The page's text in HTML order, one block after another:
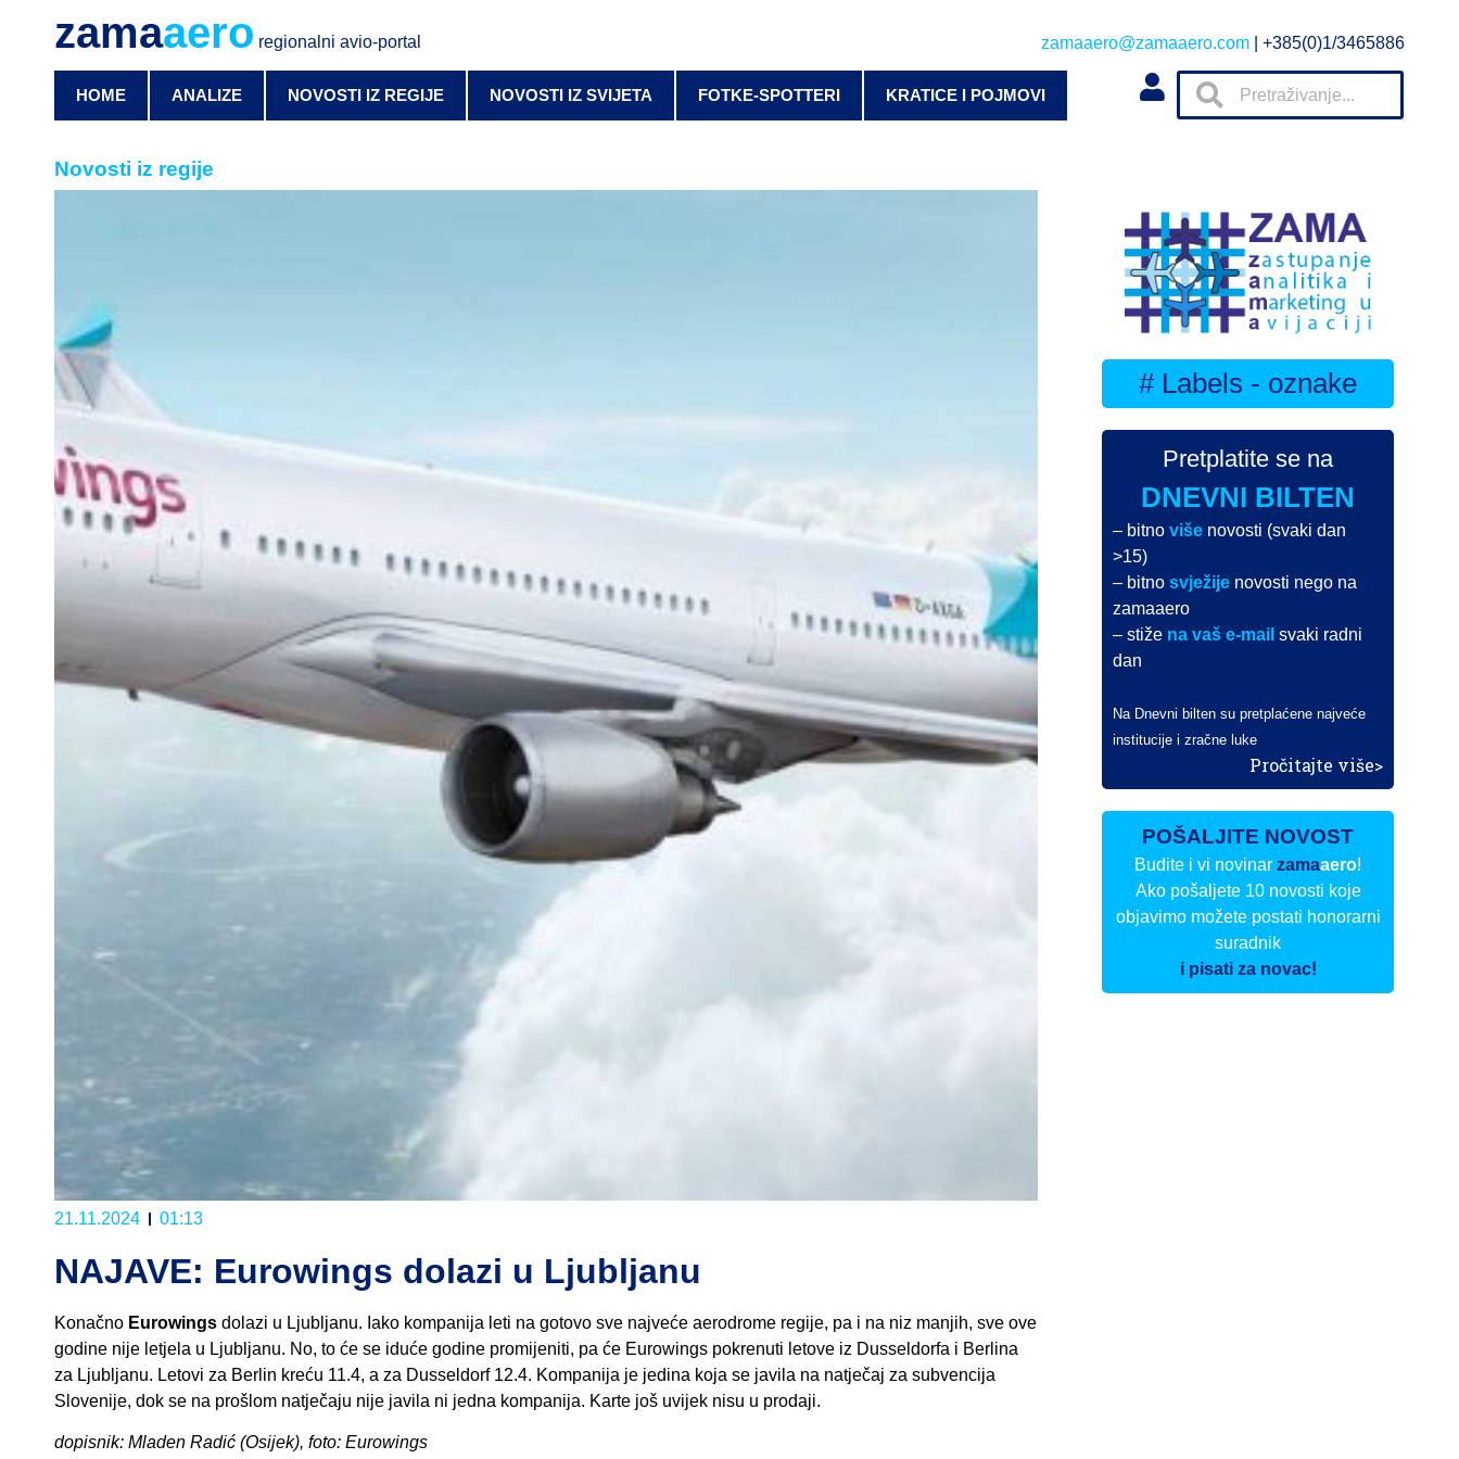
zamaaero regionalni avio-portal zamaaero@zamaaero.com | +385(0)1/3465886
HOME ANALIZE NOVOSTI IZ REGIJE NOVOSTI IZ SVIJETA FOTKE-SPOTTERI KRATICE I POJMOVI
Novosti iz regije
21.11.2024 01:13
NAJAVE: Eurowings dolazi u Ljubljanu
Konačno Eurowings dolazi u Ljubljanu. Iako kompanija leti na gotovo sve najveće aerodrome regije, pa i na niz manjih, sve ove
godine nije letjela u Ljubljanu. No, to će se iduće godine promijeniti, pa će Eurowings pokrenuti letove iz Dusseldorfa i Berlina
za Ljubljanu. Letovi za Berlin kreću 11.4, a za Dusseldorf 12.4. Kompanija je jedina koja se javila na natječaj za subvencija
Slovenije, dok se na prošlom natječaju nije javila ni jedna kompanija. Karte još uvijek nisu u prodaji.
dopisnik: Mladen Radić (Osijek), foto: Eurowings
# Labels - oznake
Pretplatite se na
DNEVNI BILTEN
– bitnoviše novosti (svaki dan
>15)
– bitnosvježije novosti nego na
zamaaero
– stiže na vaš e-mail svaki radni
dan
Na Dnevni bilten su pretplaćene najveće
institucije i zračne luke
Pročitajte više>
POŠALJITE NOVOST
Budite i vi novinarzamaaero!
Ako pošaljete 10 novosti koje
objavimo možete postati honorarni
suradnik
i pisati za novac!